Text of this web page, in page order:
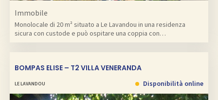
Immobile
Monolocale di 20 m² situato a Le Lavandou in una residenza
sicura con custode e può ospitare una coppia con…
BOMPAS ELISE – T2 VILLA VENERANDA
LE LAVANDOU Disponibilità online